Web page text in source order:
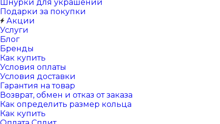
Шнурки для украшений
Подарки за покупки
Акции
Услуги
Блог
Бренды
Как купить
Условия оплаты
Условия доставки
Гарантия на товар
Возврат, обмен и отказ от заказа
Как определить размер кольца
Как купить